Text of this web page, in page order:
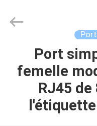
MAISON
PRODUITS
Electronic
Port
femelle
RJ45 de
l'étiquette